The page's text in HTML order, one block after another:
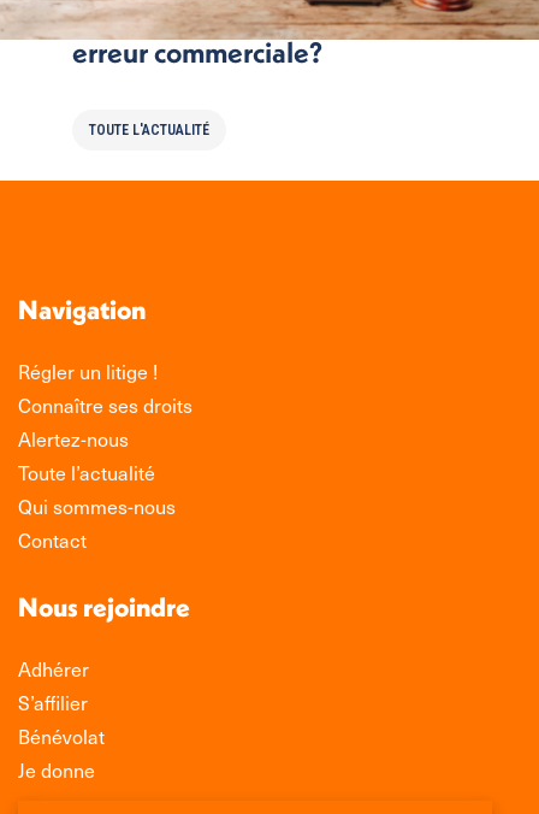
TGV devient « In Oui » : une
erreur commerciale?
TOUTE L'ACTUALITÉ
Navigation
Régler un litige !
Connaître ses droits
Alertez-nous
Toute l’actualité
Qui sommes-nous
Contact
Nous rejoindre
Adhérer
S’affilier
Bénévolat
Je donne